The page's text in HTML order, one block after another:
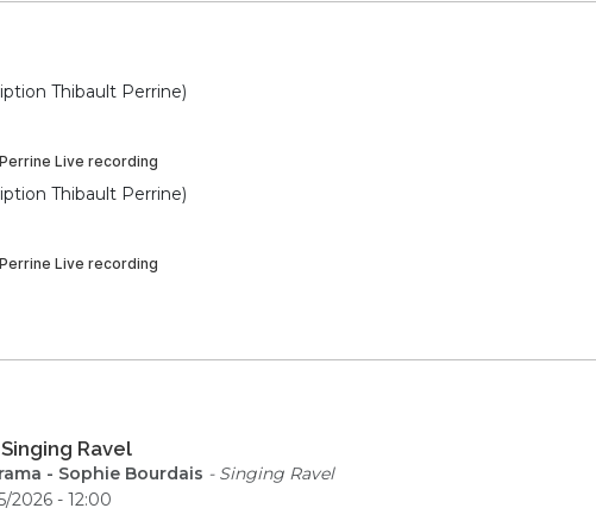
Thibault Perrine)
Thibault Perrine)
Ravel
- Sophie Bourdais - Singing Ravel
2026 - 12:00